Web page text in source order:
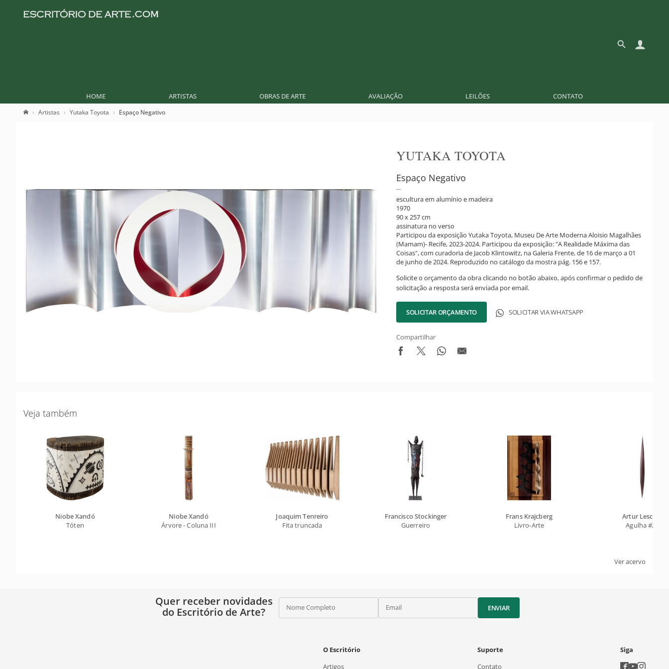
HOME ARTISTAS OBRAS DE ARTE AVALIAÇÃO LEILÕES CONTATO
Artistas Yutaka Toyota Espaço Negativo
YUTAKA TOYOTA
Espaço Negativo
escultura em alumínio e madeira
1970
90 x 257 cm
assinatura no verso
Participou da exposição Yutaka Toyota, Museu De Arte Moderna Aloisio Magalhães
(Mamam)- Recife, 2023-2024. Participou da exposição: "A Realidade Máxima das
Coisas", com curadoria de Jacob Klintowitz, na Galeria Frente, de 16 de março a 01
de junho de 2024. Reproduzido no catálogo da mostra pág. 156 e 157.
Solicite o orçamento da obra clicando no botão abaixo, após confirmar o pedido de
solicitação a resposta será enviada por email.
SOLICITAR ORÇAMENTO SOLICITAR VIA WHATSAPP
Compartilhar
Veja também
Niobe Xandó
Tóten
Niobe Xandó
Árvore - Coluna III
Joaquim Tenreiro
Fita truncada
Francisco Stockinger
Guerreiro
Frans Krajcberg
Livro-Arte
Artur Lescher
Agulha #29
Ver acervo
Quer receber novidades
do Escritório de Arte?
Nome Completo Email ENVIAR
O Escritório
Artigos
Suporte
Contato
Siga